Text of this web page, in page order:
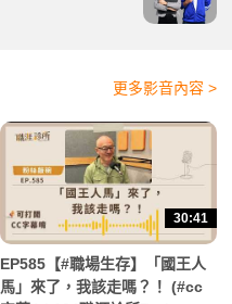
更多影音內容 >
30:41
EP585【#職場生存】「國王人
馬」來了，我該走嗎？！ (#cc